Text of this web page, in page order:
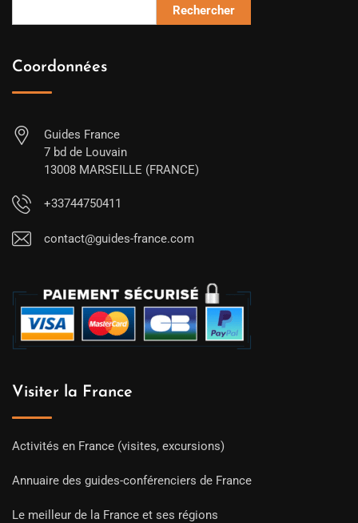
Rechercher
Coordonnées
Guides France
7 bd de Louvain
13008 MARSEILLE (FRANCE)
+33744750411
contact@guides-france.com
Visiter la France
Activités en France (visites, excursions)
Annuaire des guides-conférenciers de France
Le meilleur de la France et ses régions